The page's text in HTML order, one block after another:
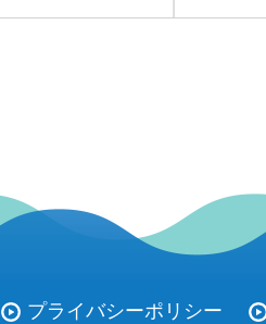
プライバシーポリシー